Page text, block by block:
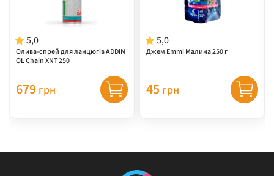
5,0
Олива-спрей для ланцюгів ADDIN
OL Chain XNT 250
679 грн
5,0
Джем Emmi Малина 250 г
45 грн